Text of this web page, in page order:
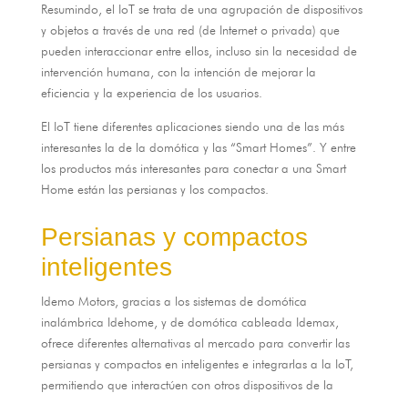
Resumindo, el IoT se trata de una agrupación de dispositivos
y objetos a través de una red (de Internet o privada) que
pueden interaccionar entre ellos, incluso sin la necesidad de
intervención humana con la intención de mejorar la
eficiencia y la experiencia de los usuarios.
El IoT tiene diferentes aplicaciones siendo una de las más
interesantes la de la domótica y las “Smart Homes” Y entre
los productos más interesantes para conectar a una Smart
Home están las persianas y los compactos.
Persianas y compactos
inteligentes
Idemo Motors, gracias a los sistemas de domótica
inalámbrica Idehome, y de domótica cableada Idemax
ofrece diferentes alternativas al mercado para convertir las
persianas y compactos en inteligentes e integrarlas a la IoT,
permitiendo que interactúen con otros dispositivos de la